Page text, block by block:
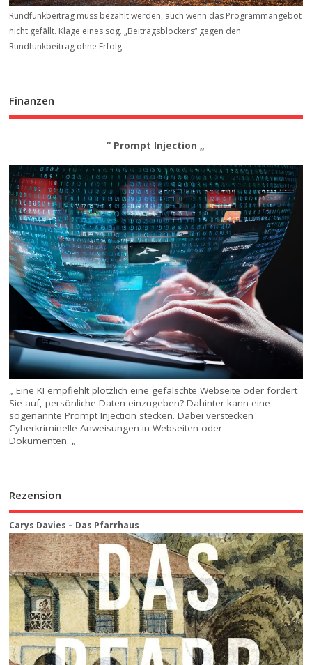
Rundfunkbeitrag muss bezahlt werden, auch wenn das Programmangebot
nicht gefällt. Klage eines sog. „Beitrags­blockers“ gegen den
Rundfunkbeitrag ohne Erfolg.
Finanzen
“ Prompt Injection „
„ Eine KI empfiehlt plötzlich eine gefälschte Webseite oder fordert
Sie auf, persönliche Daten einzugeben? Dahinter kann eine
sogenannte Prompt Injection stecken. Dabei verstecken
Cyberkriminelle Anweisungen in Webseiten oder
Dokumenten. „
Rezension
Carys Davies – Das Pfarrhaus